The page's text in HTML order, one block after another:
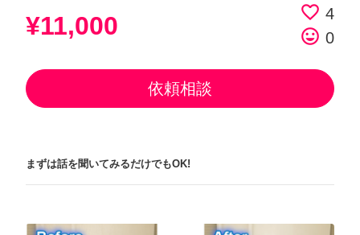
¥11,000 favorite_border 4
tag_faces 0
依頼相談
まずは話を聞いてみるだけでもOK!